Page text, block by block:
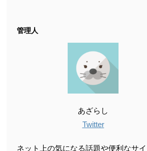
管理人
あざらし
Twitter
ネット上の気になる話題や便利なサ